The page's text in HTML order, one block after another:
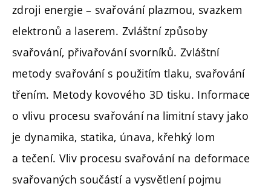
zdroji energie – svařování plazmou, svazkem
elektronů a laserem. Zvláštní způsoby
svařování, přivařování svorníků. Zvláštní
metody svařování s použitím tlaku, svařování
třením. Metody kovového 3D tisku. Informace
o vlivu procesu svařování na limitní stavy jako
je dynamika, statika, únava, křehký lom
a tečení. Vliv procesu svařování na deformace
svařovaných součástí a vysvětlení pojmu